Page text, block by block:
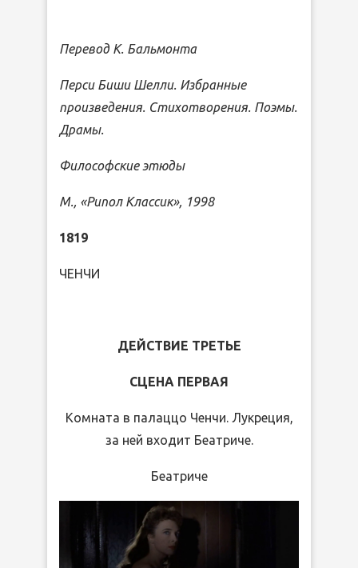
Перевод К. Бальмонта
Перси Биши Шелли. Избранные
произведения. Стихотворения. Поэмы.
Драмы.
Философские этюды
М., «Рипол Классик», 1998
1819
ЧЕНЧИ
ДЕЙСТВИЕ ТРЕТЬЕ
СЦЕНА ПЕРВАЯ
Комната в палаццо Ченчи. Лукреция,
за ней входит Беатриче.
Беатриче